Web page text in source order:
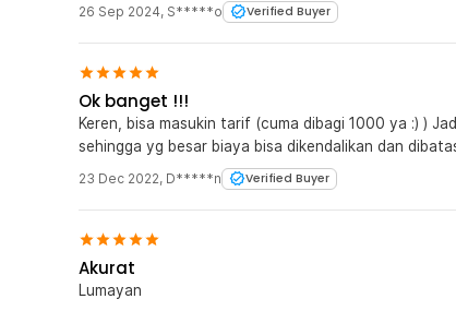
26 Sep 2024, S*****o Verified Buyer
Ok banget !!!
Keren, bisa masukin tarif (cuma dibagi 1000 ya :) )
sehingga yg besar biaya bisa dikendalikan dan
23 Dec 2022, D*****n Verified Buyer
Akurat
Lumayan